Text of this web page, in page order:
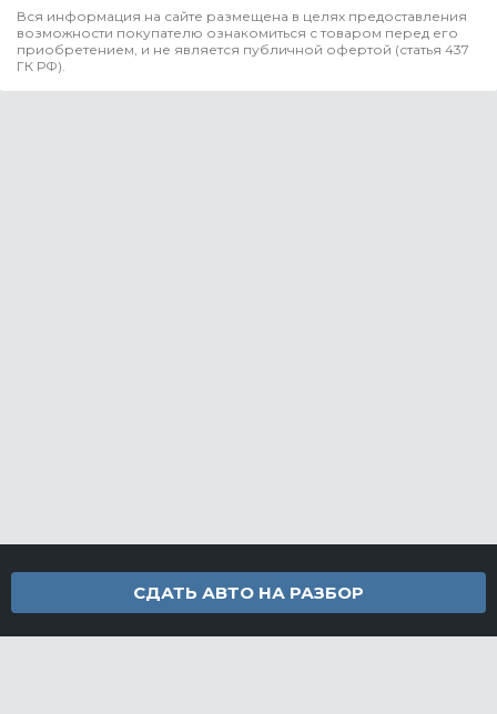
Вся информация на сайте размещена в целях предоставления
возможности покупателю ознакомиться с товаром перед его
приобретением, и не является публичной офертой (статья 437
ГК РФ).
СДАТЬ АВТО НА РАЗБОР